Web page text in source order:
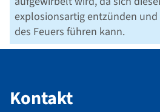
explosionsartig entzünden
des Feuers führen kann.
Kontakt